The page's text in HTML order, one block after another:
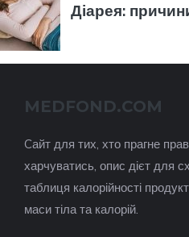
MEDFOND.COM
Cайт для тих, хто прагне
харчуватись, опис дієт для
таблиця калорійності
маси тіла та калорій.